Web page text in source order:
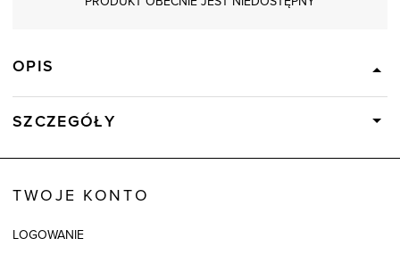
OPIS
SZCZEGÓŁY
Model
TWOJE KONTO
LOGOWANIE